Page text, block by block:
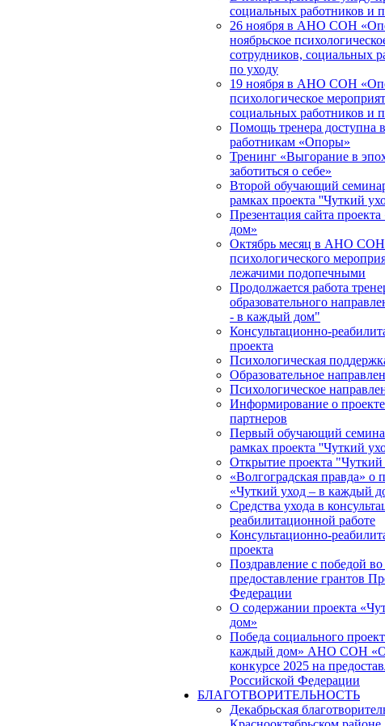
социальных работников и
26 ноября в АНО СОН
ноябрьское
сотрудников, социальных
по уходу
19 ноября в АНО СОН
психологическое
социальных работников и
Помощь тренера доступна
работникам «Опоры»
Тренинг «Выгорание в
заботиться о себе»
Второй обучающий
рамках проекта ''Чуткий
Презентация сайта
дом»
Октябрь месяц в АНО СОН
психологического
лежачими подопечными
Продолжается работа
образовательного
- в каждый дом"
Консультационно-
проекта
Психологическая
Образовательное
Психологическое
Информирование о
партнеров
Первый обучающий
рамках проекта ''Чуткий
Открытие проекта
«Волгоградская правда» о
«Чуткий уход – в каждый
Средства ухода в
реабилитационной работе
Консультационно-
проекта
Поздравление с победой
предоставление грантов
Федерации
О содержании проекта
дом»
Победа социального
каждый дом» АНО СОН
конкурсе 2025 на
Российской Федерации
БЛАГОТВОРИТЕЛЬНОСТЬ
Декабрьская